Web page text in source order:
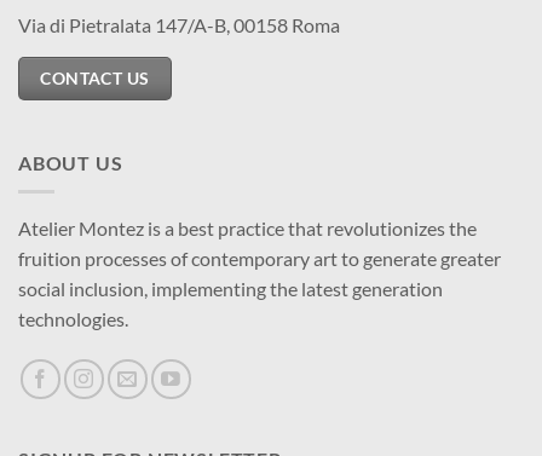
Via di Pietralata 147/A-B, 00158 Roma
CONTACT US
ABOUT US
Atelier Montez is a best practice that revolutionizes the
fruition processes of contemporary art to generate greater
social inclusion, implementing the latest generation
technologies.